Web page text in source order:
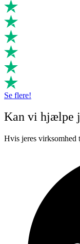
Se flere!
Kan vi hjælpe
Hvis jeres virksomhed